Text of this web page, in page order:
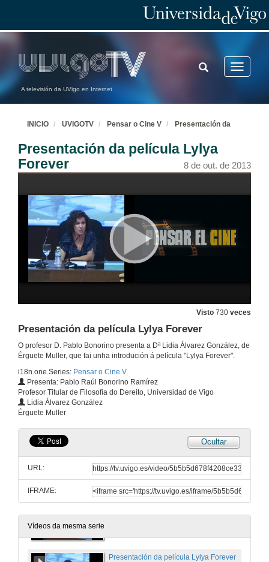
A televisión da UVigo en Internet
Toggle
TOGGLE
SEARCH
INICIO UVIGOTV Pensar o Cine V Presentación da
Presentación da película Lylya
Forever
8 de out. de 2013
Visto 730 veces
Presentación da película Lylya Forever
O profesor D. Pablo Bonorino presenta a Dª Lidia Álvarez González, de
Érguete Muller, que fai unha introdución á película "Lylya Forever".
i18n.one.Series: Pensar o Cine V
Presenta: Pablo Raúl Bonorino Ramírez
Profesor Titular de Filosofía do Dereito, Universidad de Vigo
Lidia Álvarez González
Érguete Muller
Ocultar
URL:
IFRAME:
Vídeos da mesma serie
Inauguración Pensar o Cine V
Presentación da película Buda explotó por vergüenza
1 de out. de 2013
Debate: Muller e educación
Presentación da película Lylya Forever